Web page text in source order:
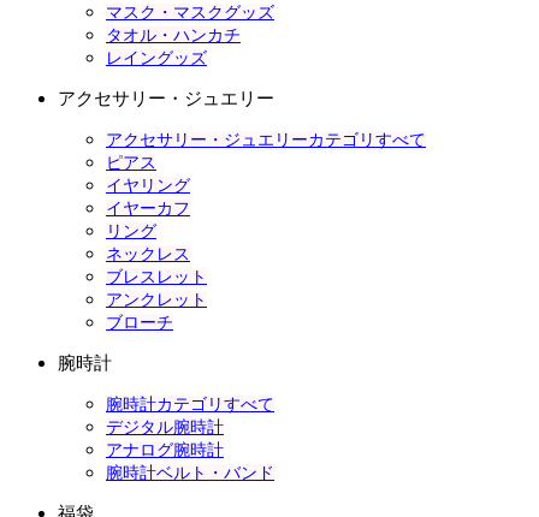
マスク・マスクグッズ
タオル・ハンカチ
レイングッズ
アクセサリー・ジュエリー
アクセサリー・ジュエリーカテゴリすべて
ピアス
イヤリング
イヤーカフ
リング
ネックレス
ブレスレット
アンクレット
ブローチ
腕時計
腕時計カテゴリすべて
デジタル腕時計
アナログ腕時計
腕時計ベルト・バンド